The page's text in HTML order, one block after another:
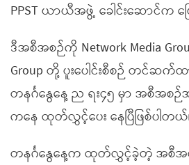
PPST ယာယီအဖွဲ့ ခေါင်းဆောင်က
ဒီအစီအစဉ်ကို Network Media
Group တို့ ပူးပေါင်းစီစဉ် တင်ဆက်ထ
တနင်္ဂနွေနေ့ ည ရး၄၅ မှာ အစီအစဉ်
ကနေ ထုတ်လွှင့်ပေး နေပြီဖြစ်ပါတယ်
တနင်္ဂနွေနေ့က ထုတ်လွှင့်ခဲ့တဲ့ အစီ